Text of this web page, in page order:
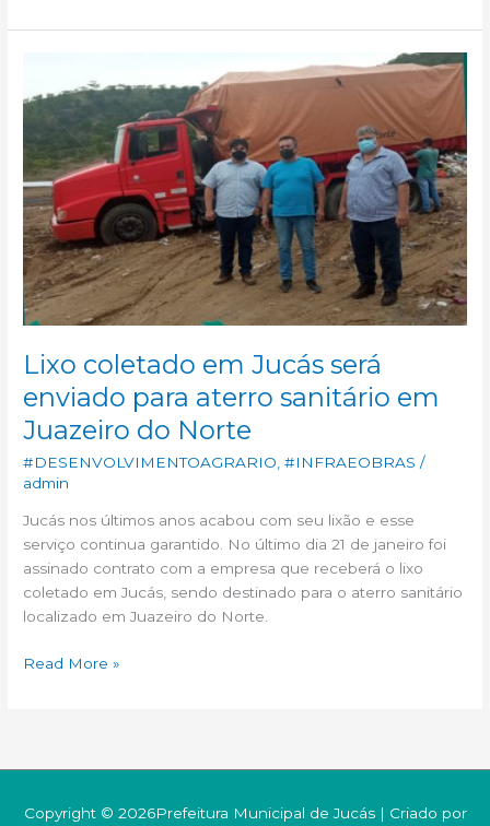
Lixo coletado em Jucás será
enviado para aterro sanitário em
Juazeiro do Norte
#DESENVOLVIMENTOAGRARIO ,#INFRAEOBRAS /
admin
Jucás nos últimos anos acabou com seu lixão e esse
serviço continua garantido. No último dia 21 de janeiro foi
assinado contrato com a empresa que receberá o lixo
coletado em Jucás, sendo destinado para o aterro sanitário
localizado em Juazeiro do Norte.
coletado
será
enviado
para
aterro
sanitário
em
Juazeiro
do
Norte
Read More »
Copyright © 2026Prefeitura Municipal de Jucás | Criado por